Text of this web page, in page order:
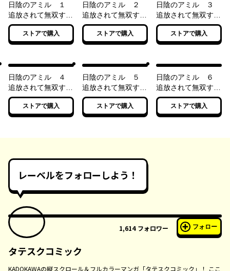
日陰のアミル １
追放されて無双する
最強弓使い
ストアで購入
日陰のアミル ２
追放されて無双する
最強弓使い
ストアで購入
日陰のアミル ３
追放されて無双する
最強弓使い
ストアで購入
日陰のアミル ４
追放されて無双する
最強弓使い
ストアで購入
日陰のアミル ５
追放されて無双する
最強弓使い
ストアで購入
日陰のアミル ６
追放されて無双する
最強弓使い
ストアで購入
レーベルをフォローしよう！
1,614 フォロワー フォロー
タテスクコミック
KADOKAWAの縦スクロール＆フルカラーマンガ「タテスクコミック」！ ここ